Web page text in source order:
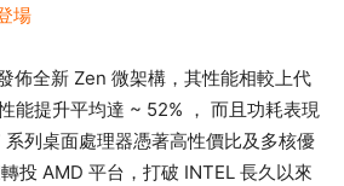
場
佈全新 Zen 微架構，其性能相較上代
能提升平均達 ~ 52% ， 而且功耗表現
列桌面處理器憑著高性價比及多核優
投 AMD 平台，打破 INTEL 長久以來